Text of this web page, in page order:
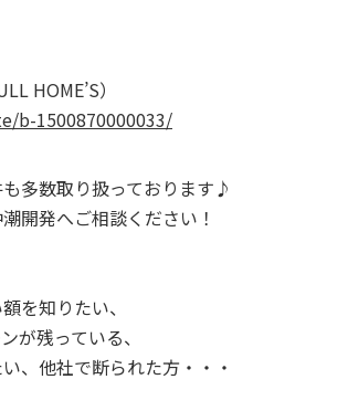
HOME’S）
b-1500870000033/
多数取り扱っております♪
開発へご相談ください！
を知りたい、
が残っている、
、他社で断られた方・・・